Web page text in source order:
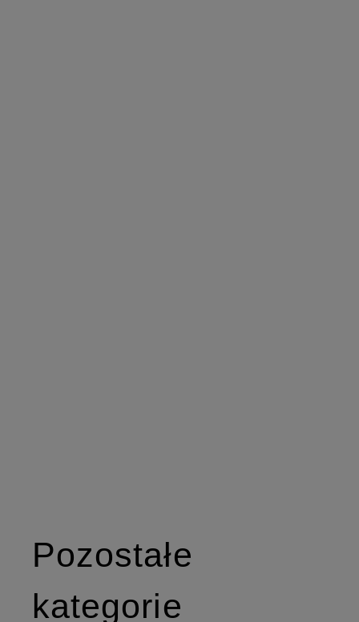
Pozostałe
kategorie